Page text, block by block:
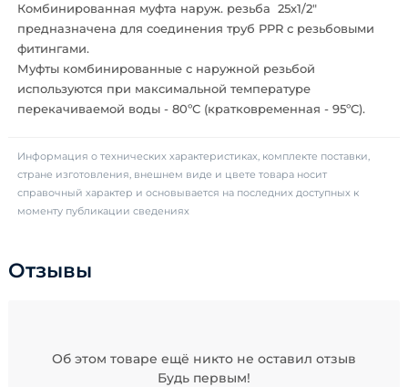
Комбинированная муфта наруж. резьба 25х1/2"
предназначена для соединения труб PPR с резьбовыми
фитингами.
Муфты комбинированные с наружной резьбой
используются при максимальной температуре
перекачиваемой воды - 80ºС (кратковременная - 95ºС).
Информация о технических характеристиках, комплекте поставки,
стране изготовления, внешнем виде и цвете товара носит
справочный характер и основывается на последних доступных к
моменту публикации сведениях
Отзывы
Об этом товаре ещё никто не оставил отзыв
Будь первым!